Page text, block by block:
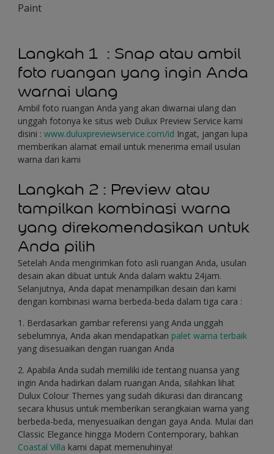
Paint
Langkah 1 : Snap atau ambil
foto ruangan yang ingin Anda
warnai ulang
Ambil foto ruangan Anda yang akan diwarnai ulang dan
unggah fotonya ke situs web Dulux Preview Service kami
disini : www.duluxpreviewservice.com/id Ingat, jangan lupa
memberikan alamat email untuk menerima email usulan
warna dari kami
Langkah 2 : Preview atau
tampilkan kombinasi warna
yang direkomendasikan untuk
Anda pilih
Setelah Anda mengirimkan foto asli ruangan Anda, usulan
desain akan dibuat untuk Anda dalam waktu 24jam.
Selanjutnya, Anda dapat menampilkan desain dari kami
dengan kombinasi warna berbeda-beda dalam tiga cara :
1. Berdasarkan gambar referensi yang Anda unggah
sebelumnya, Anda akan mendapatkan palet warna terbaik
yang disesuaikan dengan ruangan Anda
2. Apabila Anda sudah memiliki ide tentang nuansa yang
ingin Anda hadirkan dalam ruangan Anda, silahkan lihat
Dulux Colour Themes yang sudah dikurasi dan dirancang
secara khusus untuk memberikan serangkaian warna yang
berbeda-beda, menyesuaikan dengan gaya Anda. Mulai dari
Classic Elegance hingga Modern Contemporary, bahkan
Coastal Villa kami dapat memenuhinya!